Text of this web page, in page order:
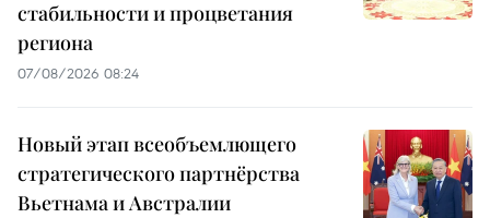
стабильности и процветания
региона
07/08/2026 08:24
Новый этап всеобъемлющего
стратегического партнёрства
Вьетнама и Австралии